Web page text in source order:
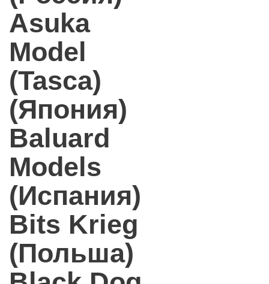
Asuka
Model
(Tasca)
(Япония)
Baluard
Models
(Испания)
Bits Krieg
(Польша)